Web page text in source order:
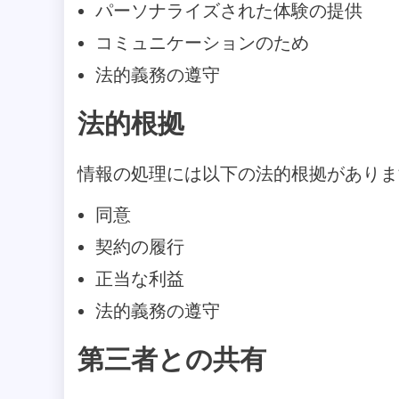
パーソナライズされた体験の提供
コミュニケーションのため
法的義務の遵守
法的根拠
情報の処理には以下の法的根拠があり
同意
契約の履行
正当な利益
法的義務の遵守
第三者との共有